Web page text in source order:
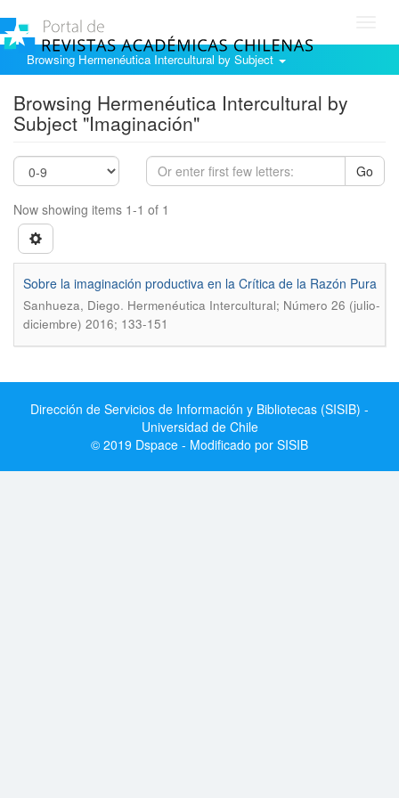
Browsing Hermenéutica Intercultural by Subject
Browsing Hermenéutica Intercultural by
Subject "Imaginación"
Go
Now showing items 1-1 of 1
Sobre la imaginación productiva en la Crí­tica de la Razón Pura
Sanhueza, Diego. Hermenéutica Intercultural; Número 26 (julio-
diciembre) 2016; 133-151
Dirección de Servicios de Información y Bibliotecas (SISIB) -
Universidad de Chile
© 2019 Dspace - Modificado por SISIB